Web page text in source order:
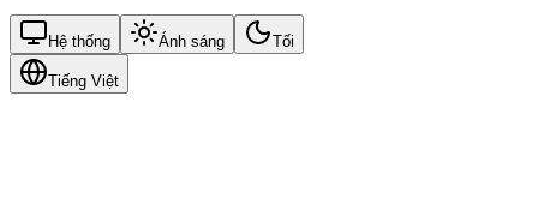
Hệ thống Ánh sáng Tối
Tiếng Việt